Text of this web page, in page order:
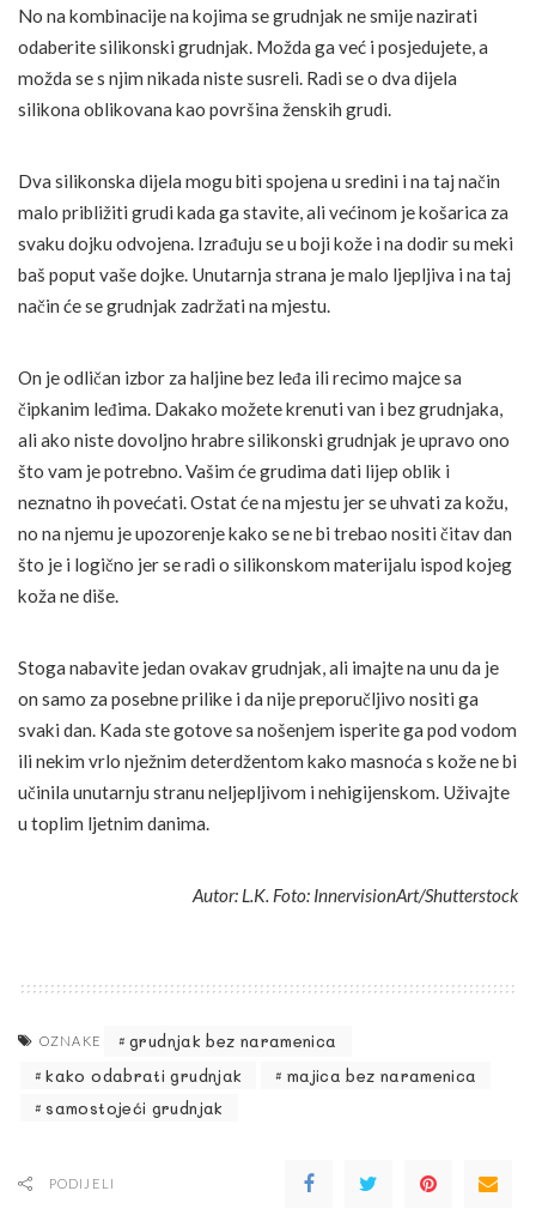
No na kombinacije na kojima se grudnjak ne smije nazirati
odaberite silikonski grudnjak. Možda ga već i posjedujete, a
možda se s njim nikada niste susreli. Radi se o dva dijela
silikona oblikovana kao površina ženskih grudi.
Dva silikonska dijela mogu biti spojena u sredini i na taj način
malo približiti grudi kada ga stavite, ali većinom je košarica za
svaku dojku odvojena. Izrađuju se u boji kože i na dodir su meki
baš poput vaše dojke. Unutarnja strana je malo ljepljiva i na taj
način će se grudnjak zadržati na mjestu.
On je odličan izbor za haljine bez leđa ili recimo majce sa
čipkanim leđima. Dakako možete krenuti van i bez grudnjaka,
ali ako niste dovoljno hrabre silikonski grudnjak je upravo ono
što vam je potrebno. Vašim će grudima dati lijep oblik i
neznatno ih povećati. Ostat će na mjestu jer se uhvati za kožu,
no na njemu je upozorenje kako se ne bi trebao nositi čitav dan
što je i logično jer se radi o silikonskom materijalu ispod kojeg
koža ne diše.
Stoga nabavite jedan ovakav grudnjak, ali imajte na unu da je
on samo za posebne prilike i da nije preporučljivo nositi ga
svaki dan. Kada ste gotove sa nošenjem isperite ga pod vodom
ili nekim vrlo nježnim deterdžentom kako masnoća s kože ne bi
učinila unutarnju stranu neljepljivom i nehigijenskom. Uživajte
u toplim ljetnim danima.
Autor: L.K. Foto: InnervisionArt/Shutterstock
OZNAKE
grudnjak bez naramenica
kako odabrati grudnjak
majica bez naramenica
samostojeći grudnjak
PODIJELI